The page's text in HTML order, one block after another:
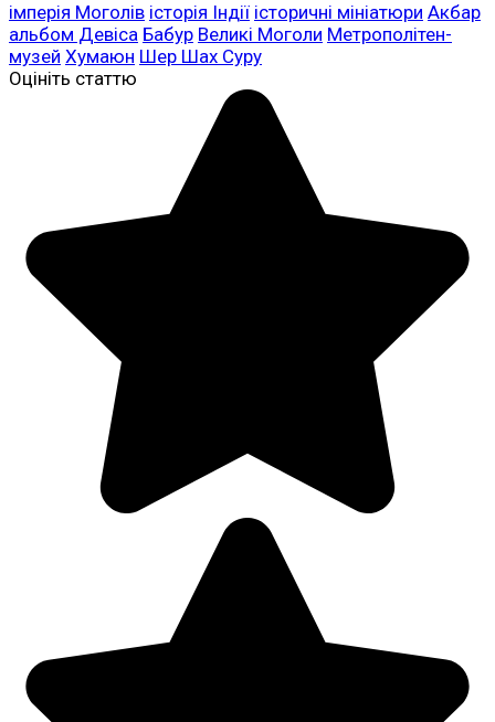
імперія Моголів історія Індії історичні мініатюри Акбар
альбом Девіса Бабур Великі Моголи Метрополітен-
музей Хумаюн Шер Шах Суру
Оцініть статтю